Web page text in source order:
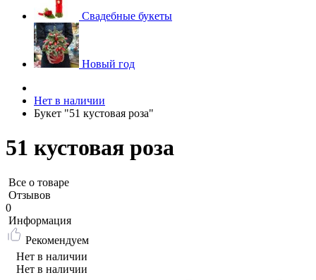
Свадебные букеты
Новый год
Нет в наличии
Букет "51 кустовая роза"
51 кустовая роза
Все о товаре
Отзывов
0
Информация
Рекомендуем
Нет в наличии
Нет в наличии